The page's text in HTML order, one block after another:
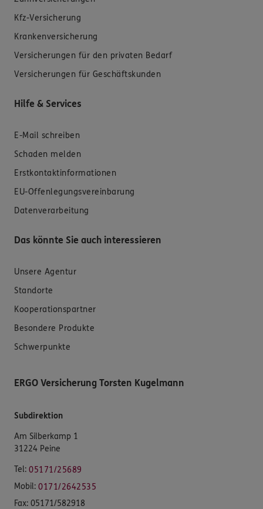
Kfz-Versicherung
Krankenversicherung
Versicherungen für den privaten Bedarf
Versicherungen für Geschäftskunden
Hilfe & Services
E-Mail schreiben
Schaden melden
Erstkontaktinformationen
EU-Offenlegungsvereinbarung
Datenverarbeitung
Das könnte Sie auch interessieren
Unsere Agentur
Standorte
Kooperationspartner
Besondere Produkte
Schwerpunkte
ERGO Versicherung Torsten Kugelmann
Subdirektion
Am Silberkamp 1
31224 Peine
Tel: 05171/25689
Mobil: 0171/2642535
Fax: 05171/582918